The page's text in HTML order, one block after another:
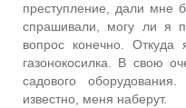
преступление, дали мне
спрашивали, могу ли я
вопрос конечно.
газонокосилка. В свою
садового
известно, меня наберут.